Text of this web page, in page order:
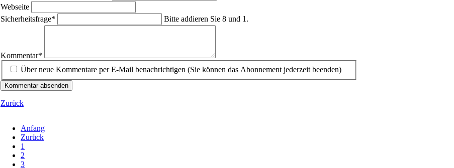
Webseite
Pflichtfeld
Sicherheitsfrage*
Bitte addieren Sie 8 und 1.
Kommentar*
Über neue Kommentare per E-Mail benachrichtigen (Sie können das Abonnement jederzeit beenden)
Kommentar absenden
Zurück
Anfang
Zurück
1
2
3